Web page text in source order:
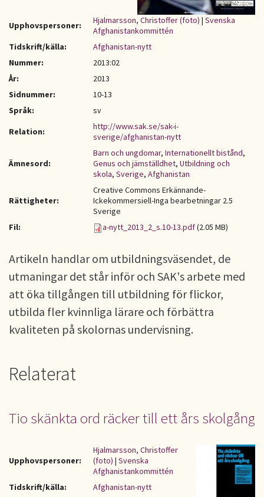
Upphovspersoner: Hjalmarsson, Christoffer (foto) | Svenska
Afghanistankommittén
Tidskrift/källa:
Afghanistan-nytt
Nummer:
2013:02
År:
2013
Sidnummer:
10-13
Språk:
sv
Relation:
http://www.sak.se/sak-i-
sverige/afghanistan-nytt
Ämnesord:
Barn och ungdomar, Internationellt bistånd,
Genus och jämställdhet, Utbildning och
skola, Sverige, Afghanistan
Rättigheter:
Creative Commons Erkännande-
Ickekommersiell-Inga bearbetningar 2.5
Sverige
Fil:
a-nytt_2013_2_s.10-13.pdf(2.05 MB)
Artikeln handlar om utbildningsväsendet, de
utmaningar det står inför och SAK's arbete med
att öka tillgången till utbildning för flickor,
utbilda fler kvinnliga lärare och förbättra
kvaliteten på skolornas undervisning.
Relaterat
Tio skänkta ord räcker till ett års skolgång
Upphovspersoner:
Hjalmarsson, Christoffer
(foto) | Svenska
Afghanistankommittén
Tidskrift/källa:
Afghanistan-nytt